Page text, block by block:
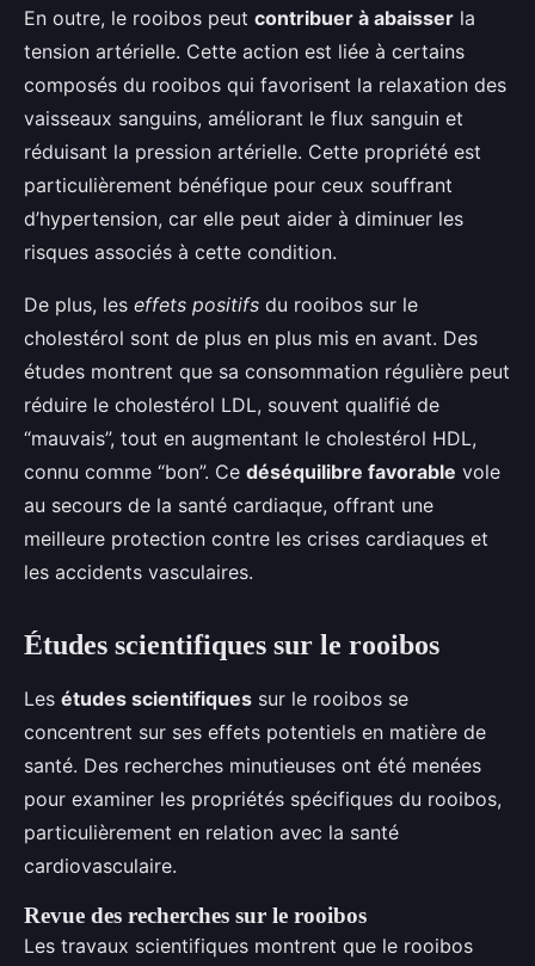
En outre, le rooibos peut contribuer à abaisser la
tension artérielle. Cette action est liée à certains
composés du rooibos qui favorisent la relaxation des
vaisseaux sanguins, améliorant le flux sanguin et
réduisant la pression artérielle. Cette propriété est
particulièrement bénéfique pour ceux souffrant
d’hypertension, car elle peut aider à diminuer les
risques associés à cette condition.
De plus, les effets positifs du rooibos sur le
cholestérol sont de plus en plus mis en avant. Des
études montrent que sa consommation régulière peut
réduire le cholestérol LDL, souvent qualifié de
“mauvais”, tout en augmentant le cholestérol HDL,
connu comme “bon”. Ce déséquilibre favorable vole
au secours de la santé cardiaque, offrant une
meilleure protection contre les crises cardiaques et
les accidents vasculaires.
Études scientifiques sur le rooibos
Les études scientifiques sur le rooibos se
concentrent sur ses effets potentiels en matière de
santé. Des recherches minutieuses ont été menées
pour examiner les propriétés spécifiques du rooibos,
particulièrement en relation avec la santé
cardiovasculaire.
Revue des recherches sur le rooibos
Les travaux scientifiques montrent que le rooibos